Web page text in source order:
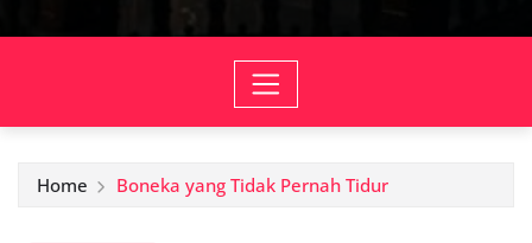
Home Boneka yang Tidak Pernah Tidur